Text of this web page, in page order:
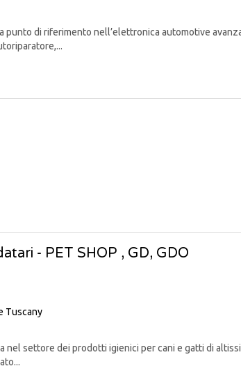
punto di riferimento nell’elettronica automotive
- PET SHOP , GD, GDO
Tuscany
nel settore dei prodotti igienici per cani e gatti di